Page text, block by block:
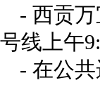
- 西贡
号线上午
- 在公